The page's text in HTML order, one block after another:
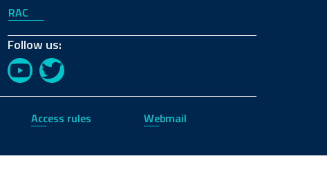
RAC
Follow us:
YouTubeTwitter
Access rules Webmail